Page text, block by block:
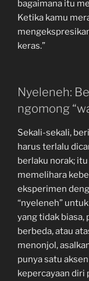
bagaimana itu
Ketika kamu
keras.”
Nyeleneh:
ngomong
Sekali-sekali,
harus terlalu
berlaku norak;
memelihara
eksperimen
“nyeleneh”
yang tidak
berbeda, atau
menonjol,
punya satu
kepercayaan diri